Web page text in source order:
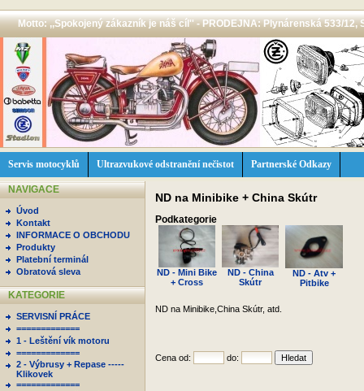
Motto: ,,Spokojený zákazník je náš cíl'' - PRODEJNA: Plynárenská 533/12,
Servis motocyklů Ultrazvukové odstranění nečistot Partnerské Odkazy
NAVIGACE
Úvod
Kontakt
INFORMACE O OBCHODU
Produkty
Platební terminál
Obratová sleva
KATEGORIE
SERVISNÍ PRÁCE
=============
1 - Leštění vík motoru
=============
2 - Výbrusy + Repase -----
Klikovek
=============
ND na Minibike + China Skútr
Podkategorie
ND - Mini Bike
+ Cross
ND - China
Skútr
ND - Atv +
Pitbike
ND na Minibike,China Skútr, atd.
Cena od: do: